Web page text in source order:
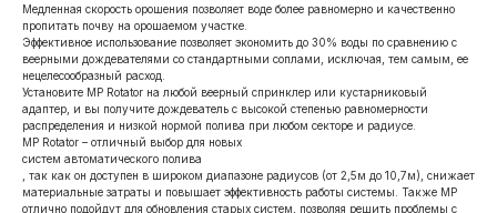
Медленная скорость орошения позволяет воде более равномерно и качественно
пропитать почву на орошаемом участке.
Эффективное использование позволяет экономить до 30% воды по сравнению с
веерными дождевателями со стандартными соплами, исключая, тем самым, ее
нецелесообразный расход.
Установите MP Rotator на любой веерный спринклер или кустарниковый
адаптер, и вы получите дождеватель с высокой степенью равномерности
распределения и низкой нормой полива при любом секторе и радиусе.
MP Rotator – отличный выбор для новых
систем автоматического полива
, так как он доступен в широком диапазоне радиусов (от 2,5м до 10,7м), снижает
материальные затраты и повышает эффективность работы системы. Также MP
отлично подойдут для обновления старых систем, позволяя решить проблемы с